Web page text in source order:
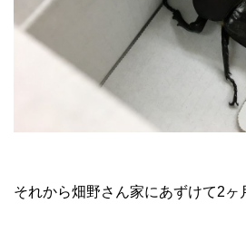
それから畑野さん家にあずけて2ヶ